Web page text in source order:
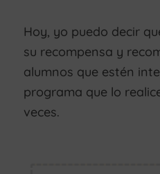
Hoy, yo puedo decir
su recompensa y
alumnos que estén
programa que lo
veces.